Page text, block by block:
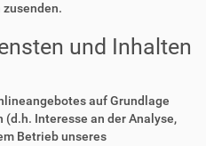
und Inhalten
auf Grundlage
Interesse an der Analyse,
Betrieb unseres